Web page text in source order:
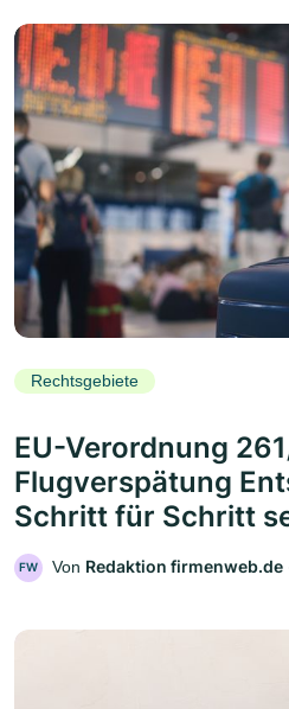
Rechtsgebiete
EU-Verordnung
Flugverspätung
Schritt für Schritt
FW Von Redaktion firmenweb.de